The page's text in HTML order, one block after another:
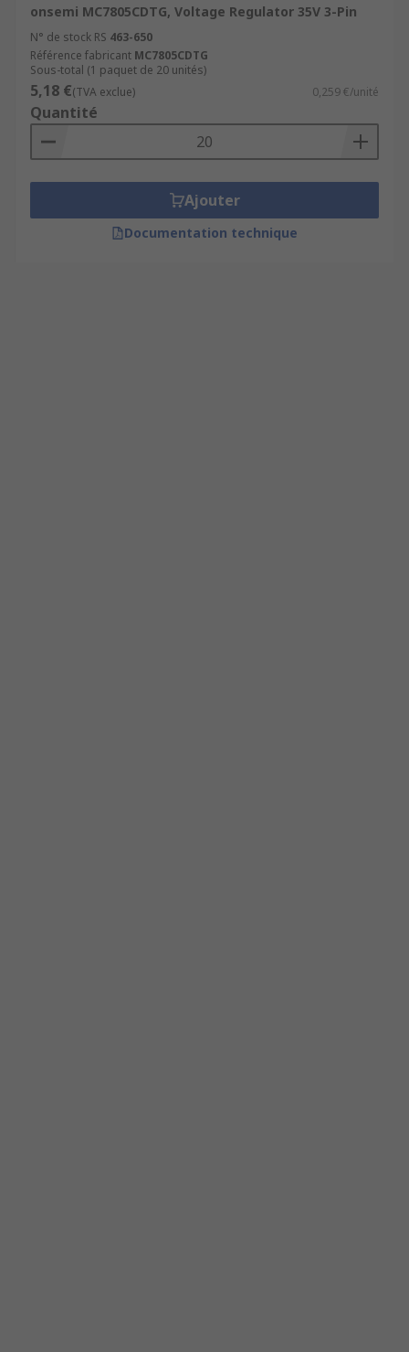
onsemi MC7805CDTG, Voltage Regulator 35V 3-Pin
N° de stock RS 463-650
Référence fabricant MC7805CDTG
Sous-total (1 paquet de 20 unités)
5,18 €(TVA exclue) 0,259 €/unité
Quantité
Ajouter
Documentation technique